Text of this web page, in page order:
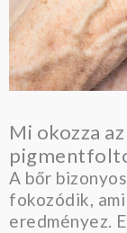
Mi okozza
A bőr
fokozódik,
eredményez.